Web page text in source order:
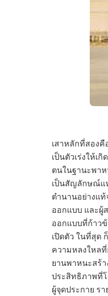
เสาหลักที่สอง
เป็นตัวเร่งให้
ตนในฐานะพา
เป็นสัญลักษณ์แ
ตำนานอย่างแ
ออกแบบ และผู้
ออกแบบที่ก้าว
เปิดตัว ในที่สุด
ความหลงใหล
ยานพาหนะสร้
ประสิทธิภาพที่
ผู้จุดประกาย ร